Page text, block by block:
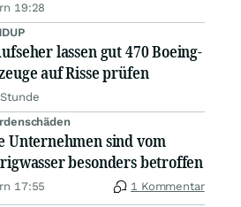
19:28
lassen gut 470 Boeing-
auf Risse prüfen
Unternehmen sind vom
besonders betroffen
17:55 1 Kommentar